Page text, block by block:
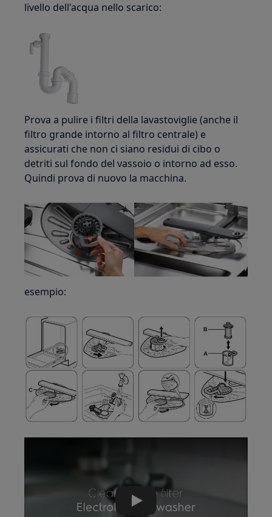
livello dell'acqua nello scarico:
Prova a pulire i filtri della lavastoviglie (anche il
filtro grande intorno al filtro centrale) e
assicurati che non ci siano residui di cibo o
detriti sul fondo del vassoio o intorno ad esso.
Quindi prova di nuovo la macchina.
esempio:
Play